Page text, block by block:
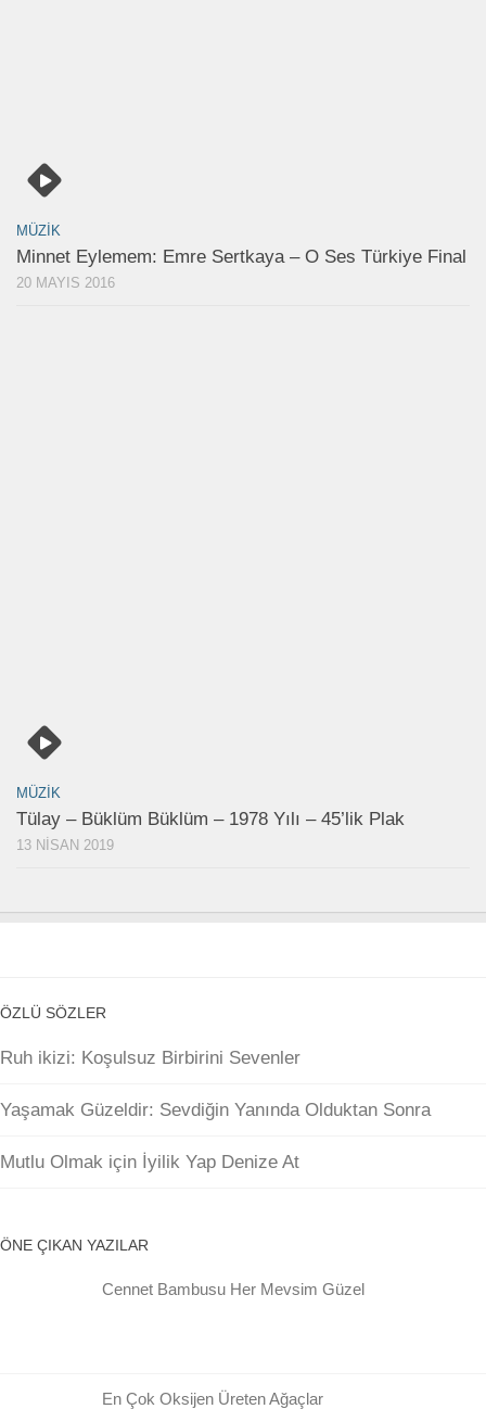
MÜZIK
Minnet Eylemem: Emre Sertkaya – O Ses Türkiye Final
20 MAYIS 2016
MÜZIK
Tülay – Büklüm Büklüm – 1978 Yılı – 45’lik Plak
13 NISAN 2019
ÖZLÜ SÖZLER
Ruh ikizi: Koşulsuz Birbirini Sevenler
Yaşamak Güzeldir: Sevdiğin Yanında Olduktan Sonra
Mutlu Olmak için İyilik Yap Denize At
ÖNE ÇIKAN YAZILAR
Cennet Bambusu Her Mevsim Güzel
En Çok Oksijen Üreten Ağaçlar